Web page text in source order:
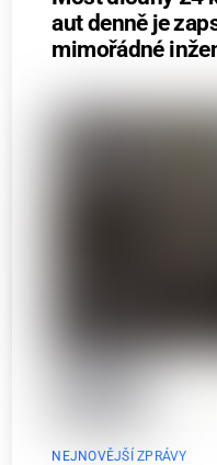
aut denně je
mimořádné
NEJNOVĚJŠÍ ZPRÁVY